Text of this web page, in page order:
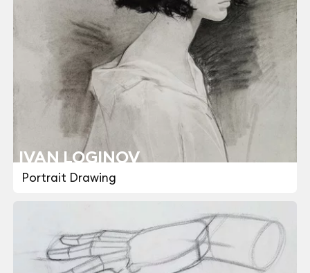
IVAN LOGINOV
Portrait Drawing